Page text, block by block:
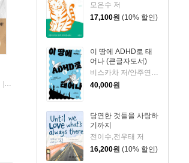
모은수 저
17,100원 (10% 할인)
이 땅에 ADHD로 태
어나 (큰글자도서)
40,000원
당연한 것들을 사랑하
기까지
전이수,전우태 저
16,200원 (10% 할인)
오팬하우스